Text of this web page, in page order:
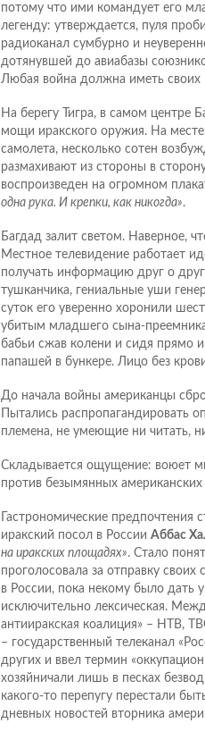
потому что ими командует его
легенду: утверждается, пуля
радиоканал сумбурно и
дотянувшей до авиабазы
Любая война должна иметь своих
На берегу Тигра, в самом центре
мощи иракского оружия. На
самолета, несколько сотен
размахивают из стороны в
воспроизведен на огромном
одна рука. И крепки, как никогда».
Багдад залит светом. Наверное,
Местное телевидение работает
получать информацию друг о
тушканчика, гениальные уши
суток его уверенно хоронили
убитым младшего сына-
бабьи сжав колени и сидя прямо
папашей в бункере. Лицо без
До начала войны американцы
Пытались распропагандировать
племена, не умеющие ни читать,
Складывается ощущение: воюет
против безымянных
Гастрономические предпочтения
иракский посол в России Аббас
на иракских площадях». Стало
проголосовала за отправку
в России, пока некому было дать
исключительно лексическая.
антииракская коалиция» – НТВ,
– государственный телеканал
других и ввел термин
хозяйничали лишь в песках
какого-то перепугу перестали
дневных новостей вторника